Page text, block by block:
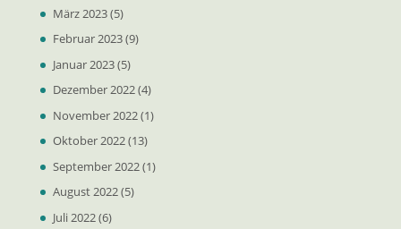
März 2023(5)
Februar 2023(9)
Januar 2023(5)
Dezember 2022(4)
November 2022(1)
Oktober 2022(13)
September 2022(1)
August 2022(5)
Juli 2022(6)